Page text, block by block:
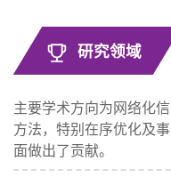
研究领域
主要学术方向为网络化
方法，特别在序优化及
面做出了贡献。